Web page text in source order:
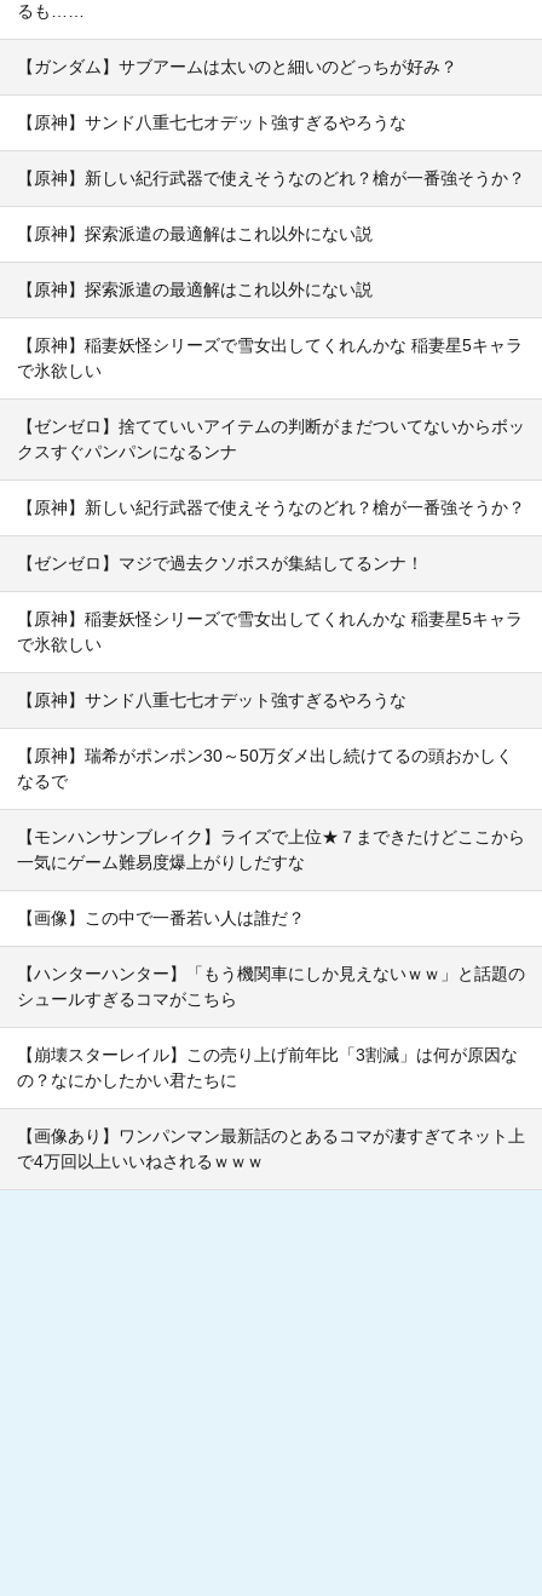
るも……
【ガンダム】サブアームは太いのと細いのどっちが好み？
【原神】サンド八重七七オデット強すぎるやろうな
【原神】新しい紀行武器で使えそうなのどれ？槍が一番強そうか？
【原神】探索派遣の最適解はこれ以外にない説
【原神】探索派遣の最適解はこれ以外にない説
【原神】稲妻妖怪シリーズで雪女出してくれんかな 稲妻星5キャラ
で氷欲しい
【ゼンゼロ】捨てていいアイテムの判断がまだついてないからボッ
クスすぐパンパンになるンナ
【原神】新しい紀行武器で使えそうなのどれ？槍が一番強そうか？
【ゼンゼロ】マジで過去クソボスが集結してるンナ！
【原神】稲妻妖怪シリーズで雪女出してくれんかな 稲妻星5キャラ
で氷欲しい
【原神】サンド八重七七オデット強すぎるやろうな
【原神】瑞希がポンポン30～50万ダメ出し続けてるの頭おかしく
なるで
【モンハンサンブレイク】ライズで上位★７まできたけどここから
一気にゲーム難易度爆上がりしだすな
【画像】この中で一番若い人は誰だ？
【ハンターハンター】「もう機関車にしか見えないｗｗ」と話題の
シュールすぎるコマがこちら
【崩壊スターレイル】この売り上げ前年比「3割減」は何が原因な
の？なにかしたかい君たちに
【画像あり】ワンパンマン最新話のとあるコマが凄すぎてネット上
で4万回以上いいねされるｗｗｗ